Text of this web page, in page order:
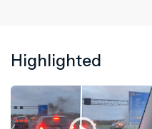
Highlighted